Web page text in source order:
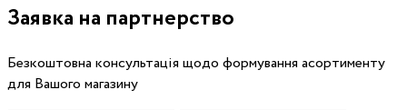
Заявка на партнерство
Безкоштовна консультація щодо формування асортименту
для Вашого магазину